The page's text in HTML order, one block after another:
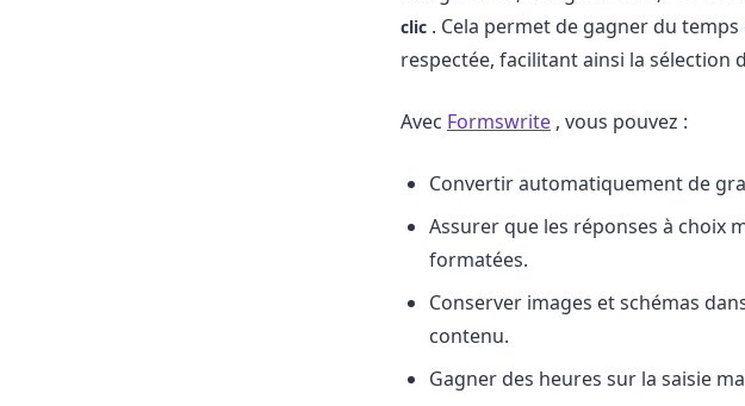
clic . Cela permet de gagner du
respectée, facilitant ainsi la sélection
Avec Formswrite , vous pouvez :
Convertir automatiquement de
Assurer que les réponses à choix
formatées.
Conserver images et schémas
contenu.
Gagner des heures sur la saisie